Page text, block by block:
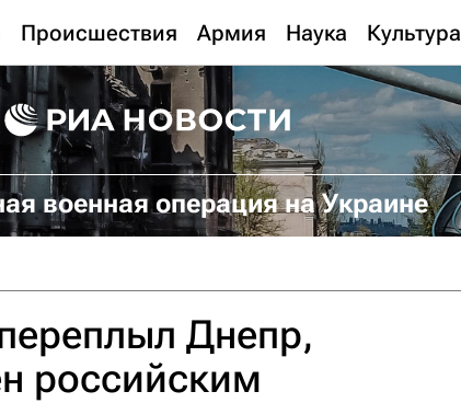
Происшествия Армия Наука Культура
военная операция на Украине
Днепр,
российским